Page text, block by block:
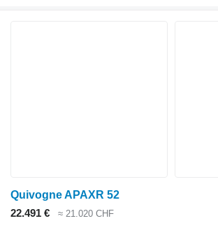
Quivogne APAXR 52
22.491 €
≈ 21.020 CHF